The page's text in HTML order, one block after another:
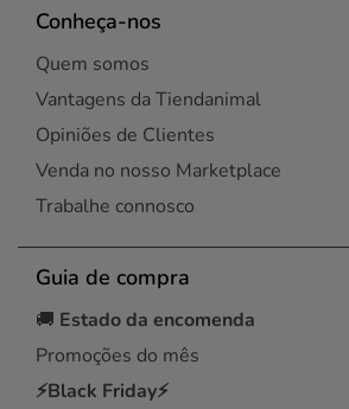
Conheça-nos
Quem somos
Vantagens da Tiendanimal
Opiniões de Clientes
Venda no nosso Marketplace
Trabalhe connosco
Guia de compra
🚚 Estado da encomenda
Promoções do mês
⚡Black Friday⚡